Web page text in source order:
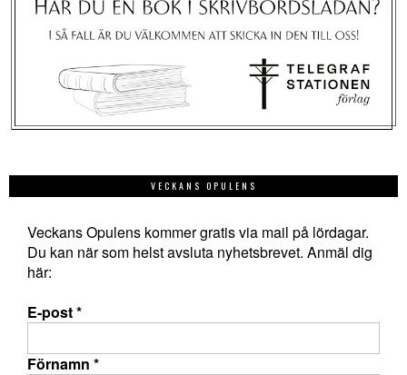
VECKANS OPULENS
Veckans Opulens kommer gratis via mail på lördagar.
Du kan när som helst avsluta nyhetsbrevet. Anmäl dig
här:
E-post*
Förnamn *